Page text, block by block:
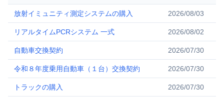
放射イミュニティ測定システムの購入 2026/08/03
リアルタイムPCRシステム 一式 2026/08/02
自動車交換契約 2026/07/30
令和８年度乗用自動車（１台）交換契約 2026/07/30
トラックの購入 2026/07/30